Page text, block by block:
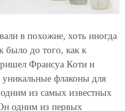
в похожие, хоть иногда
было до того, как к
Франсуа Коти и
уникальные флаконы для
из самых известных
одним из первых